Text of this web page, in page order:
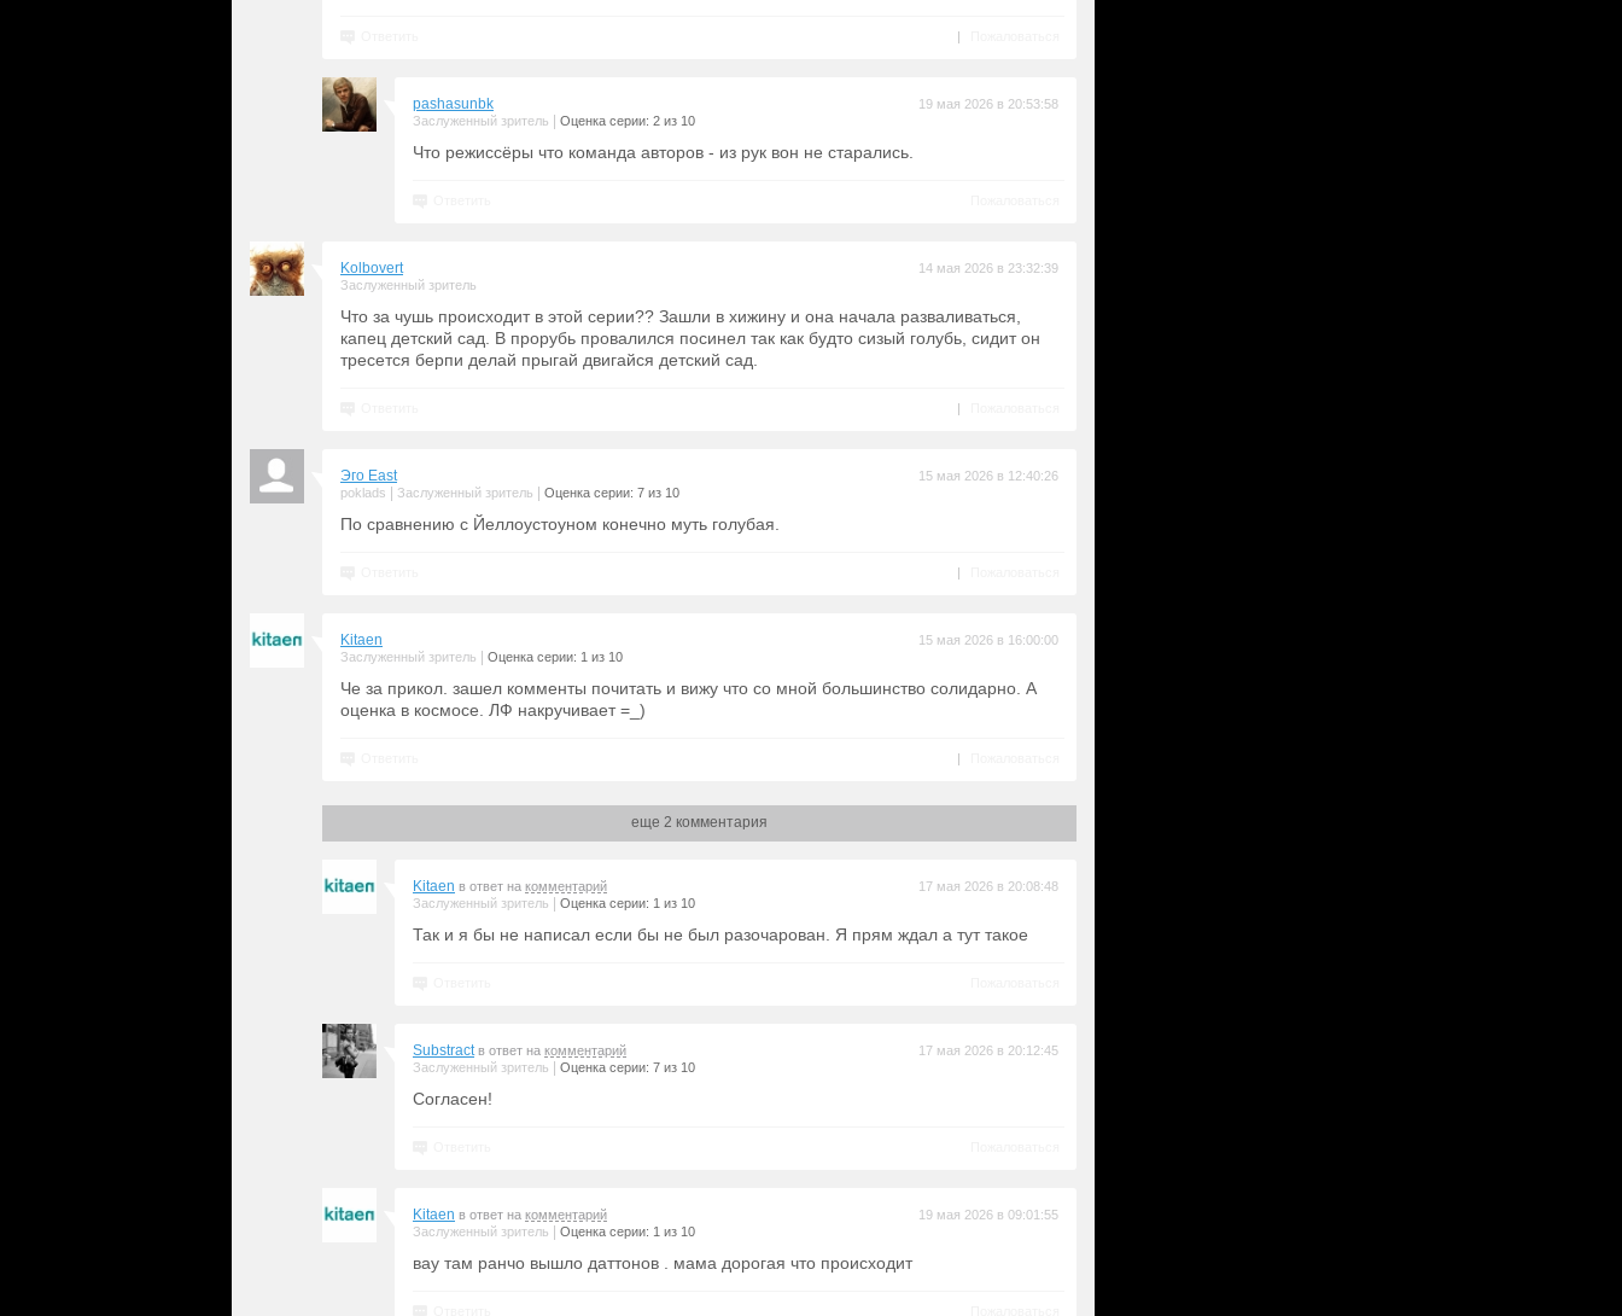
|
pashasunbk
Заслуженный зритель Оценка серии: 2 из 10
19 мая 2026 в 20:53:58
Что режиссёры что команда авторов - из рук вон не старались.
Kolbovert
Заслуженный зритель
14 мая 2026 в 23:32:39
Что за чушь происходит в этой серии?? Зашли в хижину и она начала разваливаться,
капец детский сад. В прорубь провалился посинел так как будто сизый голубь, сидит он
тресется берпи делай прыгай двигайся детский сад.
|
Эго East
poklads Заслуженный зритель Оценка серии: 7 из 10
15 мая 2026 в 12:40:26
По сравнению с Йеллоустоуном конечно муть голубая.
|
Kitaen
Заслуженный зритель Оценка серии: 1 из 10
15 мая 2026 в 16:00:00
Че за прикол. зашел комменты почитать и вижу что со мной большинство солидарно. А
оценка в космосе. ЛФ накручивает =_)
|
еще 2 комментария
Kitaen в ответ на комментарий
Заслуженный зритель
Оценка серии: 1 из 10
17 мая 2026 в 20:08:48
Так и я бы не написал если бы не был разочарован. Я прям ждал а тут такое
Substract в ответ на комментарий
Заслуженный зритель
Оценка серии: 7 из 10
17 мая 2026 в 20:12:45
Согласен!
Kitaen в ответ на комментарий
Заслуженный зритель
Оценка серии: 1 из 10
19 мая 2026 в 09:01:55
вау там ранчо вышло даттонов . мама дорогая что происходит